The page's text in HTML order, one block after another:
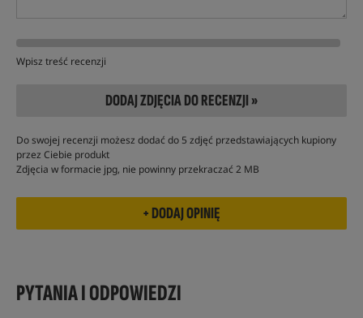
Wpisz treść recenzji
DODAJ ZDJĘCIA DO RECENZJI »
Do swojej recenzji możesz dodać do 5 zdjęć przedstawiających kupiony
przez Ciebie produkt
Zdjęcia w formacie jpg, nie powinny przekraczać 2 MB
PYTANIA I ODPOWIEDZI